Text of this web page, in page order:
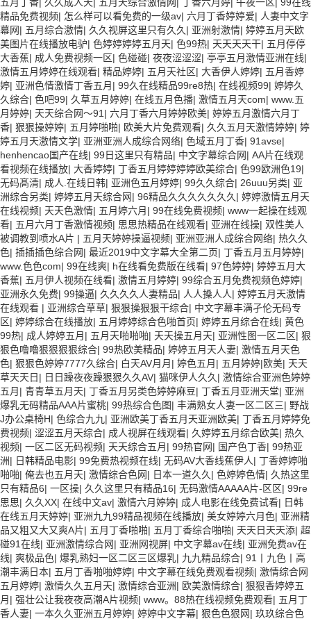
精品免费视频| 怎么样可以看免费的一级av| 六月丁香婷婷爱| 人妻中文字
幕网| 五月综合激情| 久久视屏这里只有久久 | 亚洲射激情| 婷婷五月天欧
美图片在线播放电驴| 色婷婷婷婷五月天| 色99热| 天天天天干| 五月停停
大香蕉| 成人免费视频一区| 色碰碰| 夜夜涩涩涩| 亭亭五月激情亚洲在线|
激情五月婷婷在线观看| 精品婷婷| 五月天社区| 大香伊人婷婷| 五月香婷
婷| 亚洲色情激情丁香五月 | 99久在线精品99re8热| 在线视频99| 婷婷久
久综合| 色吧99| 久草五月婷婷| 在线五月色播| 激情五月天com| www.五
月婷婷| 天天综合网～91 | 六月丁香六月婷婷欧美| 婷婷五月激情六月丁
香| 狠狠操婷婷| 五月婷啪啪| 欧美大片免费观看| 久久五月天激情婷婷| 婷
婷五月天激情文学| 亚洲亚洲人成综合网络| 色域五月丁香| 91avse|
henhencao国产在线| 99日这里只有精品| 中文字幕综合网| AA片在线观
看视频在线播放| 大香婷婷| 丁香五月婷婷婷婷欧美综合| 色99欧洲色19|
无码髙清| 成人.在线日韩| 亚洲色五月婷婷| 99久久综合| 26uuu另类| 亚
洲综合另类| 婷婷五月天综合网| 96精品久久久久久久久 | 婷婷激情五月天
在线视频| 天天色激情| 五月婷六月 | 99在线免费视频| www一起操在线观
看| 五月六月丁香激情视频| 思思热精品在线观看| 亚洲在线操| 双性美人
被调教到喷水A片 | 五月天婷婷操逼视频| 亚洲亚洲人成综合网络| 热久久
色| 插插插色综合网| 最近2019中文字幕大全第二页| 丁香五月五月婷婷|
www.色色com| 99在线爽| h在线看免费版在线看| 97色婷婷| 婷婷五月大
香蕉| 五月伊人视频在线看| 激情五月婷婷| 99综合五月免费视频色婷婷|
亚洲永久免费| 99操逼| 久久久久人妻精品| 人人搡人人| 婷婷五月天激情
在线观看 | 亚洲综合草草| 狠狠操狠狠干综合| 中文字幕丰满孑伦无码专
区| 婷婷综合在线播放| 五月婷婷综合色啪首页| 婷婷五月综合在线| 黄色
99热| 成人婷婷五月 | 五月天啪啪啪| 天天操五月天| 亚洲性图一区二区| 狠
狠色噜噜狠狠狠狠综合| 99热欧美精品| 婷婷五月天人妻| 激情五月天色
色| 狠狠色婷婷7777久综合| 白天AV月月 | 婷色五月 | 五月婷婷|欧美| 天天
草天天日 | 日日躁夜夜躁狠狠久久AV| 猫咪伊人久久 | 激情综合亚洲色婷婷
五月 | 青青草五月天| 丁香五月另类色婷婷麻豆| 丁香五月亚洲天堂| 亚洲
爆乳无码精品AAA片蜜桃| 99热综合色图| 丰满熟女人妻一区二区三| 野战
J办公桌椅H| 色综合九九 | 亚洲欧美丁香五月天亚洲欧美| 丁香五月婷婷免
费视频| 涩涩五月天综合| 成人视屏在线观看| 久婷婷五月综合欧美| 热久
视频| 一区二区无码视频| 天天综合五月 | 99热官网| 国产色丁香| 99热亚
洲| 日韩精品电影| 99免费热视频在线| 无码AV大香线蕉伊人| 丁香婷婷啪
啪啪| 俺去也五月天| 激情综合色网| 日本一道久久 | 色婷婷色情| 久热这里
只有精品6| 一区操| 久久这里只有精品16| 无码激情AAAAA片-区区| 99re
思思| 久久XX| 在线中文av| 激情六月婷婷| 成人电影在线免费试看| 日韩
在线五月天婷婷| 亚洲九九99精品视频在线播放| 美女婷婷六月色| 亚洲精
品又粗又大又爽A片| 五月丁香啪啪| 五月丁香综合啪啪| 天天日天天添| 超
碰91在线| 亚洲激情综合网| 亚洲网视屏| 中文字幕av在线| 亚洲免费av在
线| 爽极品色| 爆乳熟妇一区二区三区爆乳| 九九精品综合| 91丨九色丨高
潮丰满日本| 五月丁香啪啪婷婷| 中文字幕在线免费观看视频| 激情综合网
五月婷婷| 激情久久五月天| 激情综合亚洲| 欧美激情综合| 狠狠香婷婷五
月 | 强壮公让我夜夜高潮A片视频| www。88热在线视频免费观看| 五月丁
香人妻| 一本久久亚洲五月婷婷| 婷婷中文字幕| 狠色色狠网| 玖玖综合色